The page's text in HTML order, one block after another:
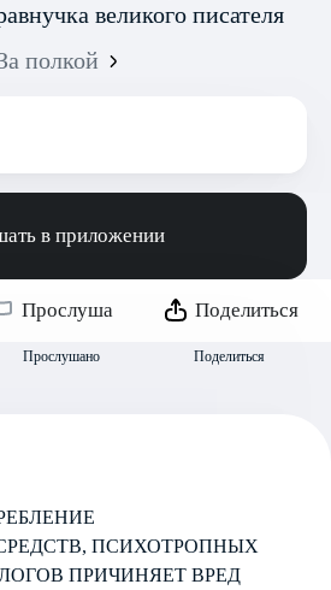
великого писателя
полкой
в приложении
Прослушано
Прослушано
Поделиться
Поделиться
ПСИХОТРОПНЫХ
ПРИЧИНЯЕТ ВРЕД